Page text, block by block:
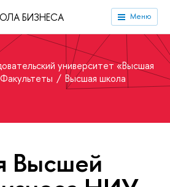
БИЗНЕСА Меню
университет «Высшая
Факультеты
Высшая школа
Высшей